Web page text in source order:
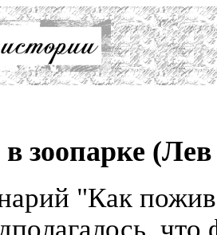
зоопарке
"Как